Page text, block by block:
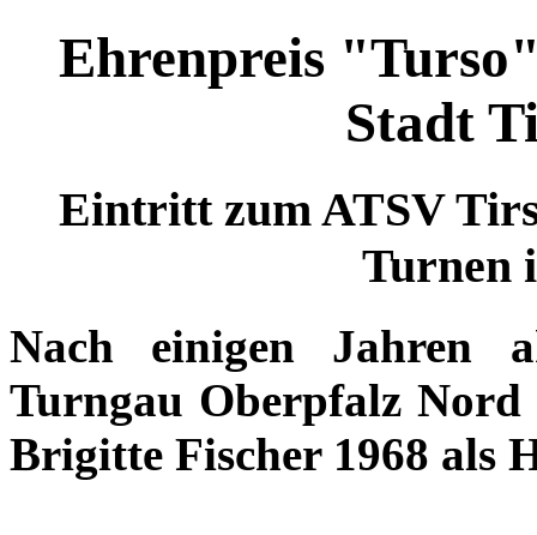
Ehrenpreis
Stadt
Eintritt zum ATSV
Turnen
Nach einigen Jahren
Turngau Oberpfalz
Brigitte Fischer 1968 als